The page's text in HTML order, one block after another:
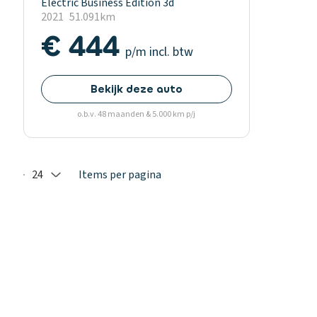
2021 51.091km
€ 444 p/m incl. btw
Bekijk deze auto
o.b.v. 48 maanden & 5.000 km p/j
Selected: 24
24 Items per pagina